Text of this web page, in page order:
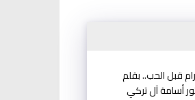
قبل الحب.. بقلم
أسامة آل تركي